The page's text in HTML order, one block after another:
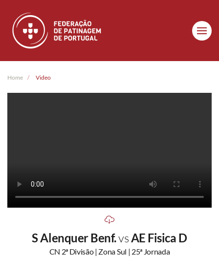
Skip to main content
Home Video
S Alenquer Benf.vsAE Fisica D
CN 2ª Divisão | Zona Sul | 25ª Jornada